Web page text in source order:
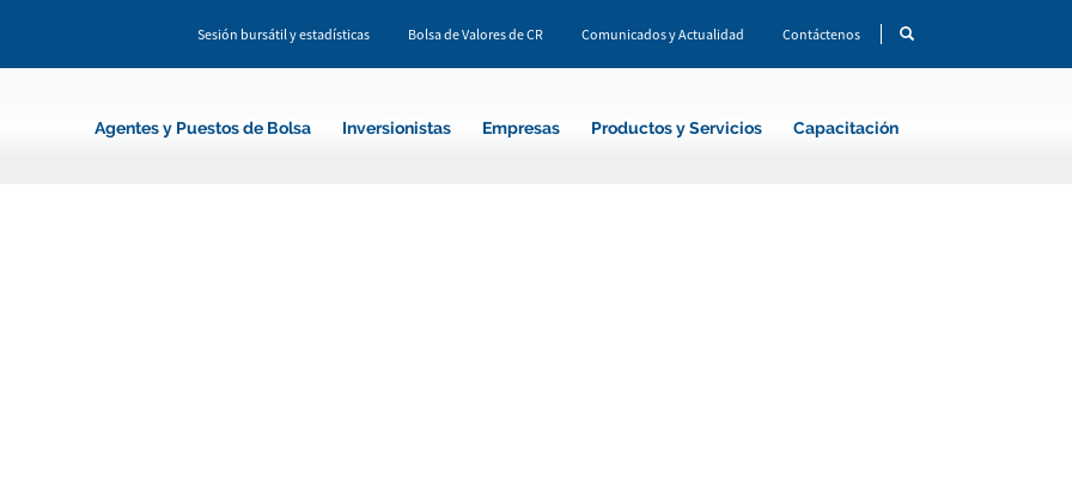
Sesión bursátil y estadísticas Bolsa de Valores de CR Comunicados y Actualidad Contáctenos
Agentes y Puestos de Bolsa Inversionistas Empresas Productos y Servicios Capacitación